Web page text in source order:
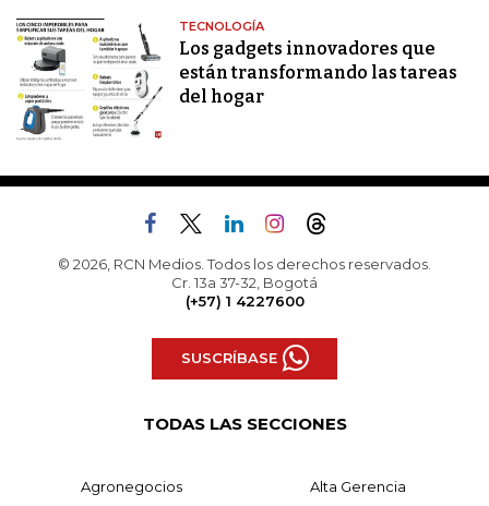
TECNOLOGÍA
Los gadgets innovadores que
están transformando las tareas
del hogar
© 2026, RCN Medios. Todos los derechos reservados.
Cr. 13a 37-32, Bogotá
(+57) 1 4227600
SUSCRÍBASE
TODAS LAS SECCIONES
Agronegocios Alta Gerencia